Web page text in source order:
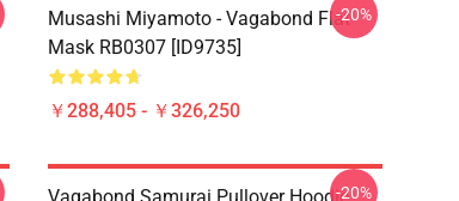
Musashi Miyamoto - Vagabond Flat
Mask RB0307 [ID9735]
￥288,405 - ￥326,250
-20%
-20%